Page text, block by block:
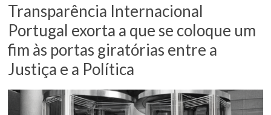
Transparência Internacional
Portugal exorta a que se coloque um
fim às portas giratórias entre a
Justiça e a Política